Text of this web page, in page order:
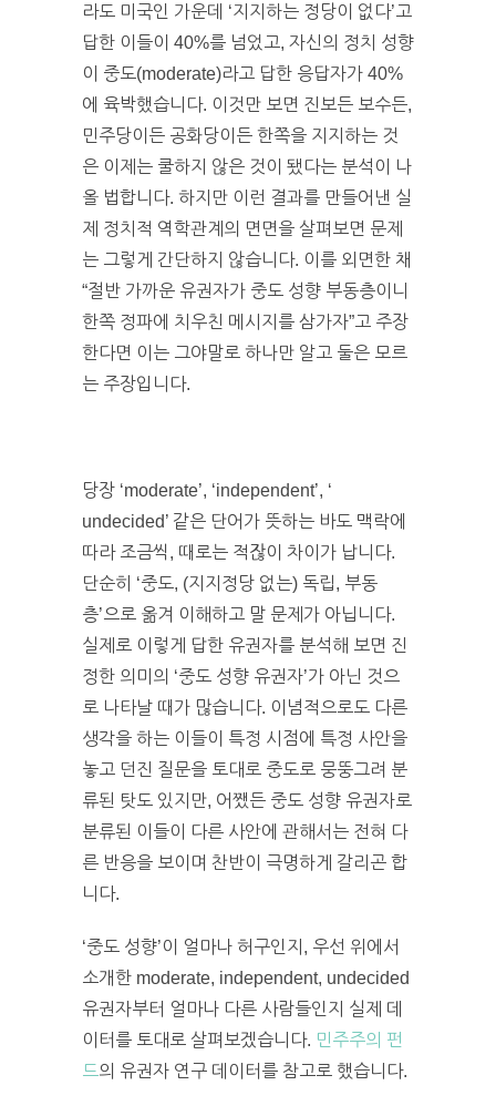
라도 미국인 가운데 ‘지지하는 정당이 없다’고
답한 이들이 40%를 넘었고, 자신의 정치 성향
이 중도(moderate)라고 답한 응답자가 40%
에 육박했습니다. 이것만 보면 진보든 보수든,
민주당이든 공화당이든 한쪽을 지지하는 것
은 이제는 쿨하지 않은 것이 됐다는 분석이 나
올 법합니다. 하지만 이런 결과를 만들어낸 실
제 정치적 역학관계의 면면을 살펴보면 문제
는 그렇게 간단하지 않습니다. 이를 외면한 채
“절반 가까운 유권자가 중도 성향 부동층이니
한쪽 정파에 치우친 메시지를 삼가자”고 주장
한다면 이는 그야말로 하나만 알고 둘은 모르
는 주장입니다.
당장 ‘moderate’, ‘independent’, ‘
undecided’ 같은 단어가 뜻하는 바도 맥락에
따라 조금씩, 때로는 적잖이 차이가 납니다.
단순히 ‘중도, (지지정당 없는) 독립, 부동
층’으로 옮겨 이해하고 말 문제가 아닙니다.
실제로 이렇게 답한 유권자를 분석해 보면 진
정한 의미의 ‘중도 성향 유권자’가 아닌 것으
로 나타날 때가 많습니다. 이념적으로도 다른
생각을 하는 이들이 특정 시점에 특정 사안을
놓고 던진 질문을 토대로 중도로 뭉뚱그려 분
류된 탓도 있지만, 어쨌든 중도 성향 유권자로
분류된 이들이 다른 사안에 관해서는 전혀 다
른 반응을 보이며 찬반이 극명하게 갈리곤 합
니다.
‘중도 성향’이 얼마나 허구인지, 우선 위에서
소개한 moderate, independent, undecided
유권자부터 얼마나 다른 사람들인지 실제 데
이터를 토대로 살펴보겠습니다. 민주주의 펀
드의 유권자 연구 데이터를 참고로 했습니다.